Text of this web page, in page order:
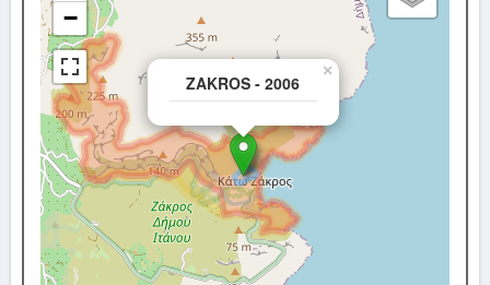
ZAKROS - 2006
×
−